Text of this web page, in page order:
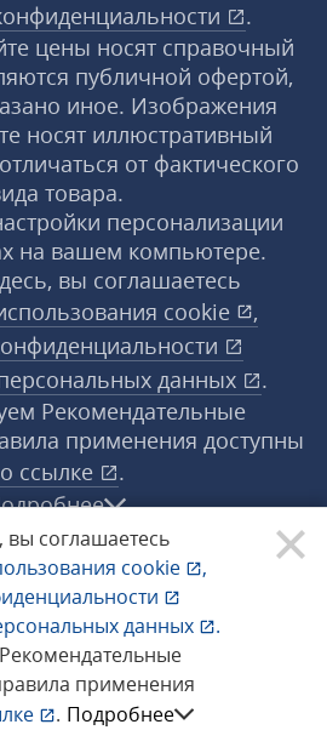
вы соглашаетесь
cookie
,
данных
.
применения
. Подробнее
.
цены носят справочный
публичной офертой,
иное. Изображения
носят иллюстративный
от фактического
товара.
персонализации
на вашем компьютере.
вы соглашаетесь
cookie
,
данных
.
Рекомендательные
применения доступны
ссылке
.
®. Все права
об ошибке